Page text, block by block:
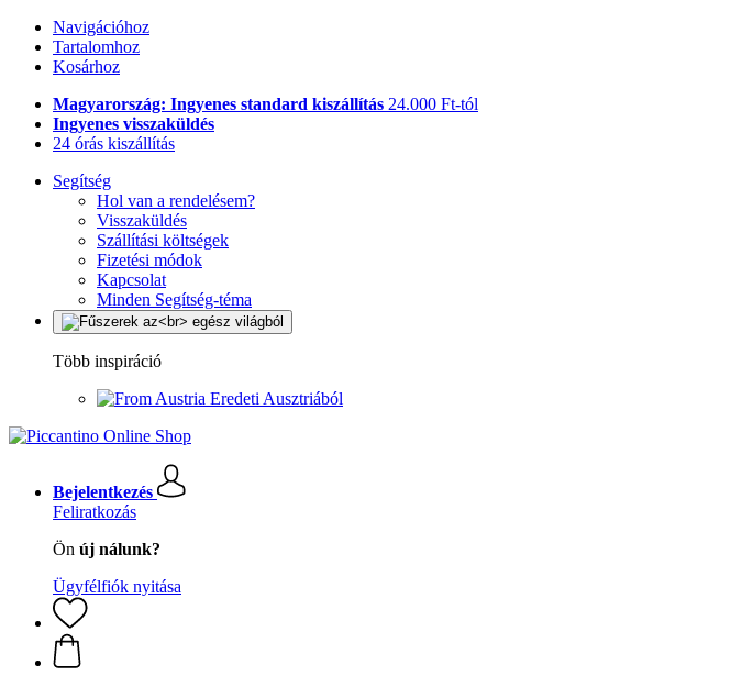
Navigációhoz
Tartalomhoz
Kosárhoz
Magyarország: Ingyenes standard kiszállítás 24.000 Ft-tól
Ingyenes visszaküldés
24 órás kiszállítás
Segítség
Hol van a rendelésem?
Visszaküldés
Szállítási költségek
Fizetési módok
Kapcsolat
Minden Segítség-téma
Több inspiráció
Eredeti Ausztriából
Bejelentkezés
Feliratkozás
Ön új nálunk?
Ügyfélfiók nyitása